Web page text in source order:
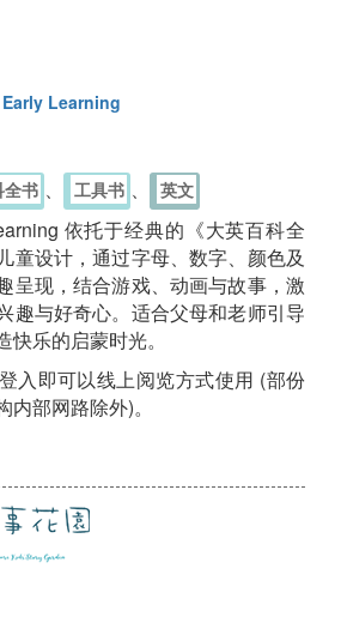
Learning
全书 、 工具书 、 英文
依托于经典的《大英百科全
童设计，通过字母、数字、颜色及
呈现，结合游戏、动画与故事，激
趣与好奇心。适合父母和老师引导
乐的启蒙时光。
入即可以线上阅览方式使用 (部份
部网路除外)。